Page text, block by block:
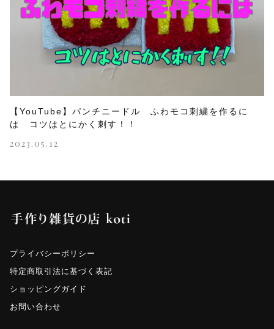
【YouTube】パンチニードル ふわモコ刺繍を作るに
は コツはとにかく刺す！！
2023.05.12
プライバシーポリシー
特定商取引法に基づく表記
ショッピングガイド
お問い合わせ